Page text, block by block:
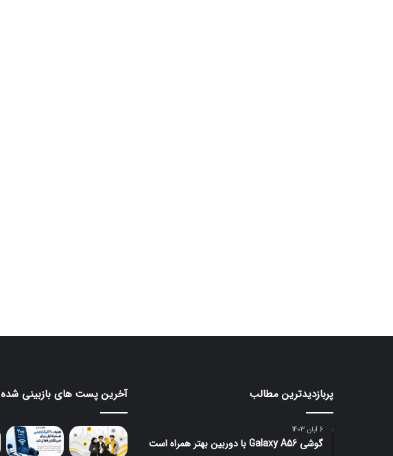
پربازدیدترین مطالب
6 آبان 1403
گوشی Galaxy A56 با دوربین بهتر همراه است
آخرین پست های بازبینی شده
آیفون
و
آیفون
گلکسی
A18
سامسونگ
با
تراشه